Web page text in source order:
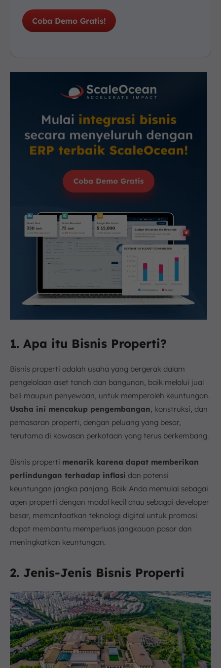
Coba Demo Gratis!
1. Apa itu Bisnis Properti?
Bisnis properti adalah usaha yang bergerak dalam
pengelolaan aset tanah dan bangunan, baik melalui jual
beli maupun penyewaan, untuk memperoleh keuntungan.
Usaha ini mencakup pengembangan, konstruksi, dan
pemasaran properti, dengan peluang yang besar,
terutama di kawasan perkotaan yang terus berkembang.
Bisnis properti menarik karena dapat memberikan
perlindungan terhadap inflasi dan potensi
keuntungan jangka panjang. Baik Anda memulai sebagai
agen properti dengan modal kecil atau sebagai developer
besar, memanfaatkan teknologi digital untuk promosi
dapat membantu memperluas jangkauan pasar dan
meningkatkan keuntungan.
2. Jenis-Jenis Bisnis Properti